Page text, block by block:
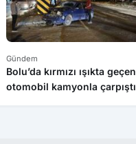
Gündem
Bolu’da kırmızı ışıkta geçen
otomobil kamyonla çarpıştı